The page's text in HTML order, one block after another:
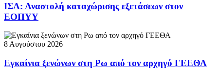
ΙΣΑ: Αναστολή καταχώρισης εξετάσεων στον
ΕΟΠΥΥ
8 Αυγούστου 2026
Εγκαίνια ξενώνων στη Ρω από τον αρχηγό ΓΕΕΘΑ